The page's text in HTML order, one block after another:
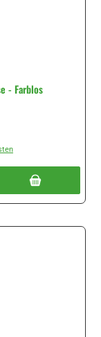
- Farblos